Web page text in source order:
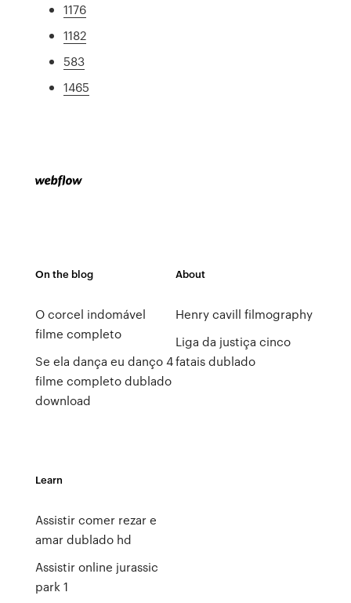
1176
1182
583
1465
On the blog
O corcel indomável
filme completo
Se ela dança eu danço 4
filme completo dublado
download
About
Henry cavill filmography
Liga da justiça cinco
fatais dublado
Learn
Assistir comer rezar e
amar dublado hd
Assistir online jurassic
park 1